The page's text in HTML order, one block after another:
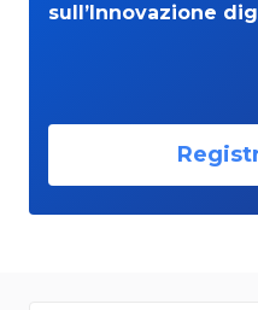
sull’Innovazione